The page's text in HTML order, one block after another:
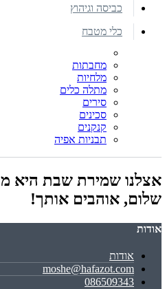
כביסה וגיהוץ
כלי מטבח
מחבתות
מלחיות
מתלה כלים
סירים
סכינים
קנקנים
תבניות אפיה
אצלנו שמירת שבת היא
שלום, אוהבים אותך!
אודות
אודות
moshe@hafazot.com
086509343